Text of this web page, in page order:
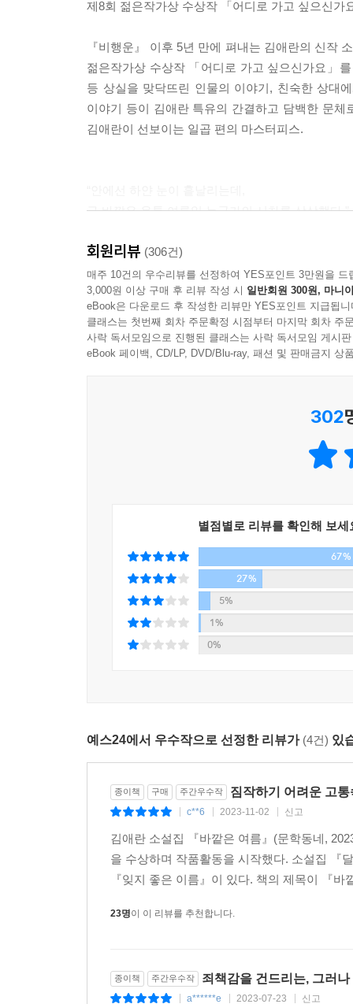
그게 타인을 가장 쉬운 방식으로 이해하는, 한 개
---「가리는 손」중에서
위안이 된 건 아니었다. 이해받는 느낌이 들었다
특별한 자질을 발견했는데, 그건 다름아닌 ‘예의’였
제8회 젊은작가상 수상작 「어디로 가고 싶으신가
『비행운』 이후 5년 만에 펴내는 김애란의 신작
젊은작가상 수상작 「어디로 가고 싶으신가요」
등 상실을 맞닥뜨린 인물의 이야기, 친숙한 상대
이야기 등이 김애란 특유의 간결하고 담백한 문
김애란이 선보이는 일곱 편의 마스터피스.
구 바깥은 온통 여름일 누군가의 시차를 상상했다.”
풍경이, 계절이, 세상이 우리만 빼고 자전하는 듯
시간은 끊임없이 앞을 향해 뻗어나가는데
어느 한 순간에 붙들린 채 제자리에 멈춰 설 수밖에
그때 우리는 어디로 갈 수 있을까
김애란은 수록작 가운데 한 편을 표제작으로 삼는
뻗어나가는데, 그 흐름을 따라가지 못하고 제자
두 개의 자리에 우리를 위치시키게 될지 모른
범위를 넘어섰을 때는 고개 돌려 외면해버리는 우
그려진다. 남편을 잃은 후 ‘시리(Siri)’에게 ‘고통에
구하려 자기 삶을 버릴 수 있느냐’는 것이었다.
있느냐는 것. 그 아득한 질문에 골몰해 있는 ‘나
계곡물에 잠기며 세상을 향해 손을 내밀었을 지
않았을까.
그리고 다른 한편으로 ‘시차’는 그간 익숙하게
예가 될 수 있겠다. 여기서 시차는 잘 안다고 여
일어난다. 그 사건의 목격자인 ‘나’의 아들 ‘재
‘소수자’를, ‘타인’을 옭아맸을 가능성에 대해 묻
우리는 “가뿐하게 요약하고 판정”하며 “타인을
그러니 『바깥은 여름』은, 잘 안다고 생각한
둘러싸인 타인에게 다가가기 위해, 이미 존재하
이번 소설집에 수록된 대다수의 작품들이 최
회원리뷰 (306건)
매주 10건의 우수리뷰를 선정하여 YES포인트 3만원을 드
3,000원 이상 구매 후 리뷰 작성 시 일반회원 300원, 마니
eBook은 다운로드 후 작성한 리뷰만 YES포인트 지급됩니
클래스는 첫번째 회차 주문확정 시점부터 마지막 회차 주
사락 독서모임으로 진행된 클래스는 사락 독서모임 게시
eBook 페이백, CD/LP, DVD/Blu-ray, 패션 및 판매금지 상
302
별점별로 리뷰를 확인해 보세
67%
27%
5%
1%
0%
예스24에서 우수작으로 선정한 리뷰가 (4건) 있
종이책 구매 주간우수작 짐작하기 어려운 고
c**6 2023-11-02 신고
김애란 소설집 『바깥은 여름』(문학동네,
을 수상하며 작품활동을 시작했다. 소설집 『
『잊지 좋은 이름』이 있다. 책의 제목이 『
23명이 이 리뷰를 추천합니다.
종이책 주간우수작 죄책감을 건드리는, 그러
a******e 2023-07-23 신고